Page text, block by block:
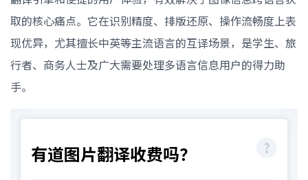
取的核心痛点。它在识别精度、排版还原、操作流畅度上表
现优异，尤其擅长中英等主流语言的互译场景，是学生、旅
行者、商务人士及广大需要处理多语言信息用户的得力助
手。
有道图片翻译收费吗？